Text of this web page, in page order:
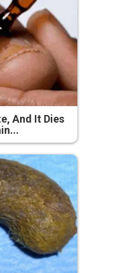
And It Dies